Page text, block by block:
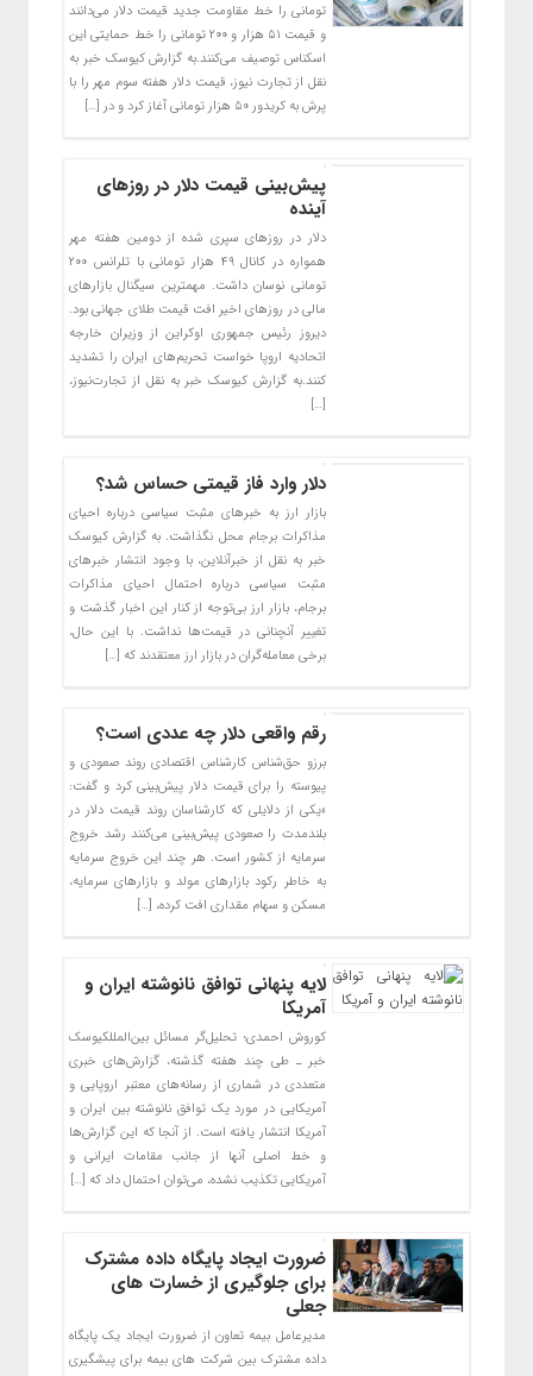
تومانی را خط مقاومت جدید قیمت دلار می‌دانند
و قیمت ۵۱ هزار و ۲۰۰ تومانی را خط حمایتی این
اسکناس توصیف می‌کنند.به گزارش کیوسک خبر به
نقل از تجارت نیوز، قیمت دلار هفته سوم مهر را با
پرش به کریدور ۵۰ هزار تومانی آغاز کرد و در […]
پیش‌بینی قیمت دلار در روزهای
آینده
دلار در روزهای سپری شده از دومین هفته مهر
همواره در کانال ۴۹ هزار تومانی با تلرانس ۲۰۰
تومانی نوسان داشت. مهمترین سیگنال بازارهای
مالی در روزهای اخیر افت قیمت طلای جهانی بود.
دیروز رئیس جمهوری اوکراین از وزیران خارجه
اتحادیه اروپا خواست تحریم‌های ایران را تشدید
کنند.به گزارش کیوسک خبر به نقل از تجارت‌نیوز،
[…]
دلار وارد فاز قیمتی حساس شد؟
بازار ارز به خبرهای مثبت سیاسی درباره احیای
مذاکرات برجام محل نگذاشت. به گزارش کیوسک
خبر به نقل از خبرآنلاین، با وجود انتشار خبرهای
مثبت سیاسی درباره احتمال احیای مذاکرات
برجام، بازار ارز بی‌توجه از کنار این اخبار گذشت و
تغییر آنچنانی در قیمت‌ها نداشت. با این حال،
برخی معامله‌گران در بازار ارز معتقدند که […]
رقم واقعی دلار چه عددی است؟
برزو حق‌شناس کارشناس اقتصادی روند صعودی و
پیوسته را برای قیمت دلار پیش‌بینی کرد و گفت:
«یکی از دلایلی که کارشناسان روند قیمت دلار در
بلندمدت را صعودی پیش‌بینی می‌کنند رشد خروج
سرمایه از کشور است. هر چند این خروج سرمایه
به خاطر رکود بازار‌های مولد و بازار‌های سرمایه،
مسکن و سهام مقداری افت کرده، […]
لایه پنهانی توافق نانوشته ایران و
آمریکا
کوروش احمدی؛ تحلیل‌گر مسائل بین‌المللکیوسک
خبر ـ طی چند هفته گذشته، گزارش‌های خبری
متعددی در شماری از رسانه‌های معتبر اروپایی و
آمریکایی در مورد یک توافق نانوشته بین ایران و
آمریکا انتشار یافته است. از آنجا که این گزارش‌ها
و خط اصلی آنها از جانب مقامات ایرانی و
آمریکایی تکذیب نشده، می‌توان احتمال داد که […]
ضرورت ایجاد پایگاه داده مشترک
برای جلوگیری از خسارت های
جعلی
مدیرعامل بیمه تعاون از ضرورت ایجاد یک پایگاه
داده مشترک بین شرکت های بیمه برای پیشگیری